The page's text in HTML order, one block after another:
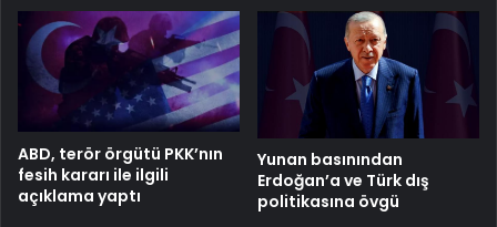
ABD, terör örgütü PKK’nın
fesih kararı ile ilgili
açıklama yaptı
Yunan basınından
Erdoğan’a ve Türk dış
politikasına övgü